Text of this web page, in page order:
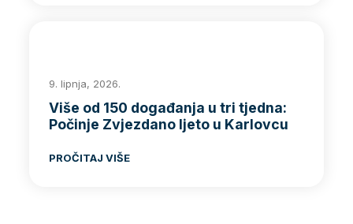
9. lipnja, 2026.
Više od 150 događanja u tri tjedna:
Počinje Zvjezdano ljeto u Karlovcu
PROČITAJ VIŠE